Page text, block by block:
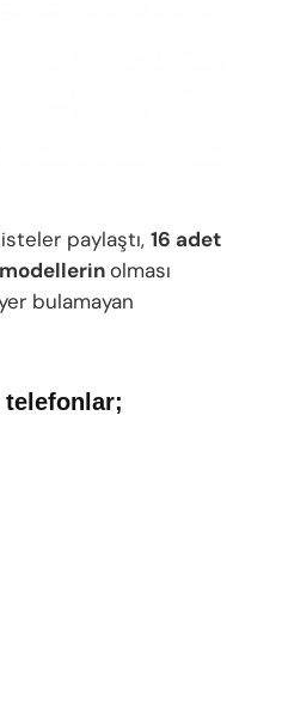
paylaştı, 16 adet
olması
bulamayan
telefonlar;